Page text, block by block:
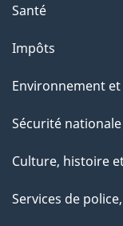
Santé
Impôts
Environnement
Sécurité
Culture, histoire
Services de